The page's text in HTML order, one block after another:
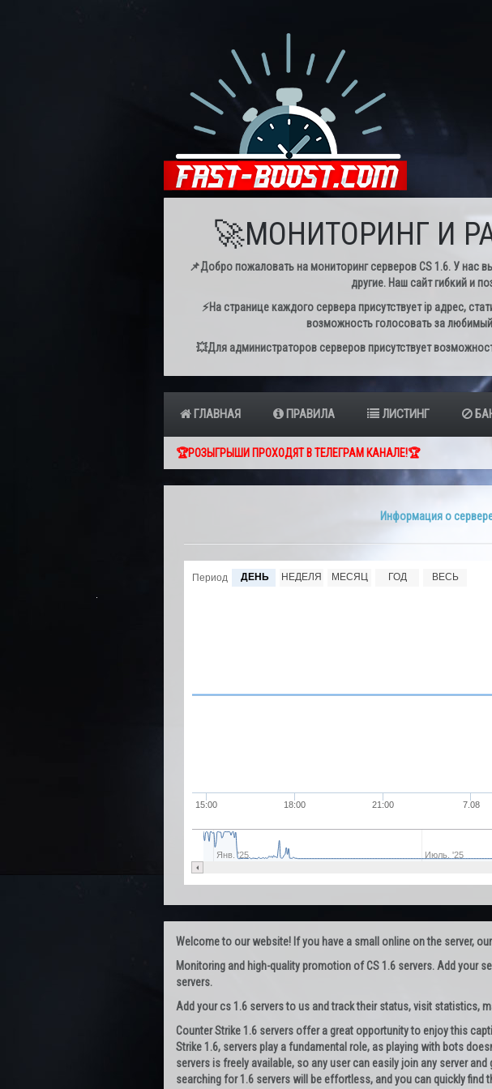
🚀МОНИТОРИНГ И
📌Добро пожаловать на мониторинг серверов CS 1.6. У нас
другие. Наш сайт гибкий и
⚡️На странице каждого сервера присутствует ip адрес,
возможность голосовать за
💥Для администраторов серверов присутствует
ГЛАВНАЯ ПРАВИЛА ЛИСТИНГ
🏆РОЗЫГРЫШИ ПРОХОДЯТ В ТЕЛЕГРАМ КАНАЛЕ!🏆
Информация о
Период ДЕНЬ НЕДЕЛЯ МЕСЯЦ ГОД ВЕСЬ
15:00 18:00 21:00 7.08
Янв. '25 Июль. '25
Welcome to our website! If you have a small online on the server,
Monitoring and high-quality promotion of CS 1.6 servers. Add your
servers.
Add your cs 1.6 servers to us and track their status, visit statistics,
Counter Strike 1.6 servers offer a great opportunity to enjoy this
Strike 1.6, servers play a fundamental role, as playing with bots
servers is freely available, so any user can easily join any server
searching for 1.6 servers will be effortless, and you can quickly